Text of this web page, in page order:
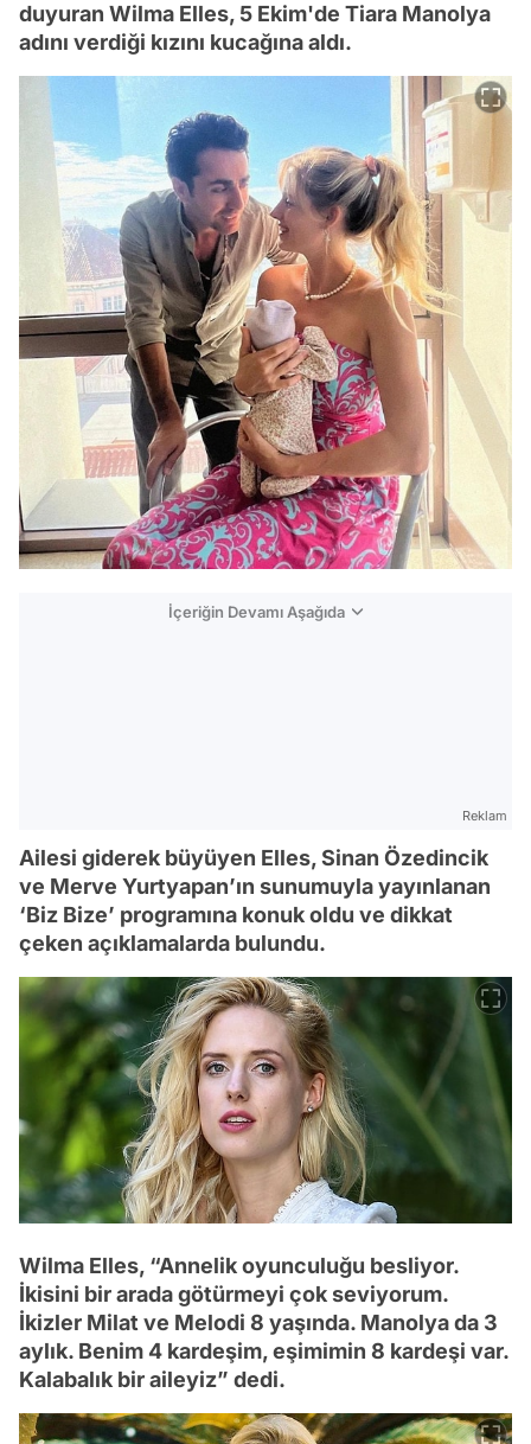
duyuran Wilma Elles, 5 Ekim'de Tiara Manolya
adını verdiği kızını kucağına aldı.
İçeriğin Devamı Aşağıda
Reklam
Ailesi giderek büyüyen Elles, Sinan Özedincik
ve Merve Yurtyapan’ın sunumuyla yayınlanan
‘Biz Bize’ programına konuk oldu ve dikkat
çeken açıklamalarda bulundu.
Wilma Elles, “Annelik oyunculuğu besliyor.
İkisini bir arada götürmeyi çok seviyorum.
İkizler Milat ve Melodi 8 yaşında. Manolya da 3
aylık. Benim 4 kardeşim, eşimimin 8 kardeşi var.
Kalabalık bir aileyiz” dedi.